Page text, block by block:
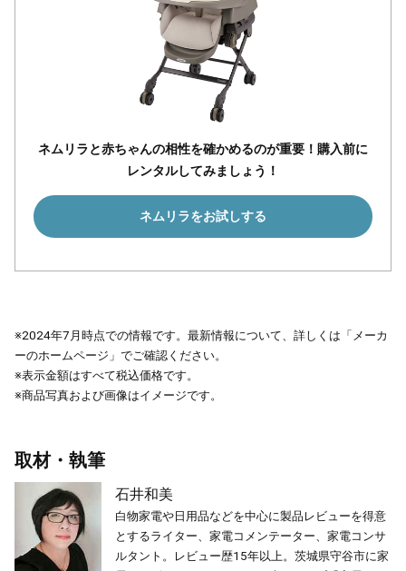
ネムリラと赤ちゃんの相性を確かめるのが重要！購入前に
レンタルしてみましょう！
ネムリラをお試しする
※2024年7月時点での情報です。最新情報について、詳しくは「メーカ
ーのホームページ」でご確認ください。
※表示金額はすべて税込価格です。
※商品写真および画像はイメージです。
取材・執筆
石井和美
白物家電や日用品などを中心に製品レビューを得意
とするライター、家電コメンテーター、家電コンサ
ルタント。レビュー歴15年以上。茨城県守谷市に家